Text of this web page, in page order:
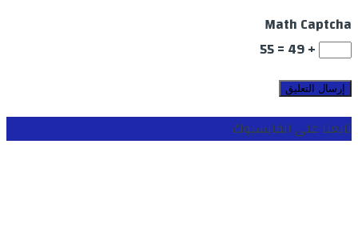
Math Captcha
+ 49 = 55
تابعنا على الفايسبوك